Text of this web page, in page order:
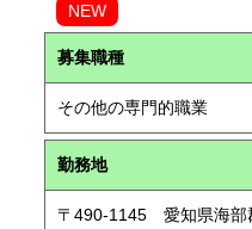
NEW
募集職種
その他の専門的職業
勤務地
〒490-1145 愛知県海部